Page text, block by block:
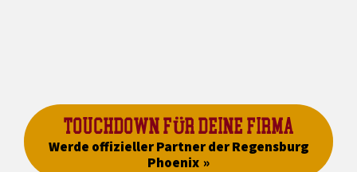
TOUCHDOWN FÜR DEINE FIRMA
Werde offizieller Partner der Regensburg
Phoenix